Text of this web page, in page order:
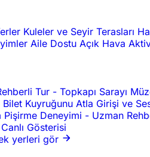
Kuleler ve Seyir Terasları
Aile Dostu Açık Hava
Tur - Topkapı Sarayı
Kuyruğunu Atla Girişi ve
Pişirme Deneyimi - Uzman
Gösterisi
yerleri gör